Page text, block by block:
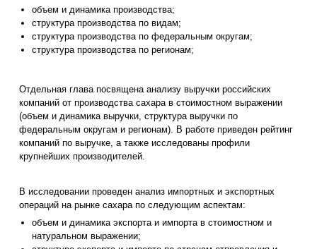
объем и динамика производства;
структура производства по видам;
структура производства по федеральным округам;
структура производства по регионам;
Отдельная глава посвящена анализу выручки российских
компаний от производства сахара в стоимостном выражении
(объем и динамика выручки, структура выручки по
федеральным округам и регионам). В работе приведен рейтинг
компаний по выручке, а также исследованы профили
крупнейших производителей.
В исследовании проведен анализ импортных и экспортных
операций на рынке сахара по следующим аспектам:
объем и динамика экспорта и импорта в стоимостном и
натуральном выражении;